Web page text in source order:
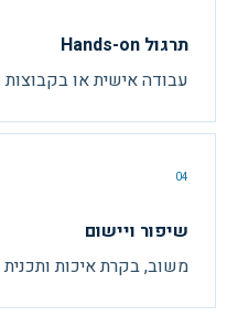
תרגול Hands-on
עבודה אישית או
04
שיפור ויישום
משוב, בקרת איכות